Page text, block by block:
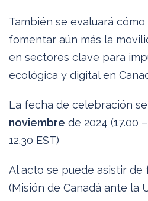
También se evaluará cómo
fomentar aún más la
en sectores clave para
ecológica y digital en
La fecha de celebración
noviembre de 2024 (17.00
12.30 EST)
Al acto se puede asistir de
(Misión de Canadá ante la